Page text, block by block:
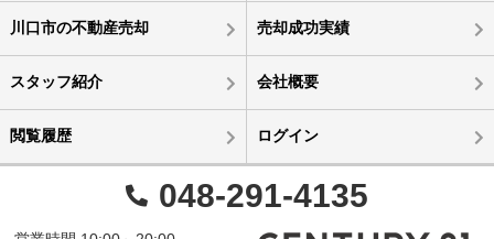
川口市の不動産売却 売却成功実績
スタッフ紹介 会社概要
閲覧履歴 ログイン
048-291-4135